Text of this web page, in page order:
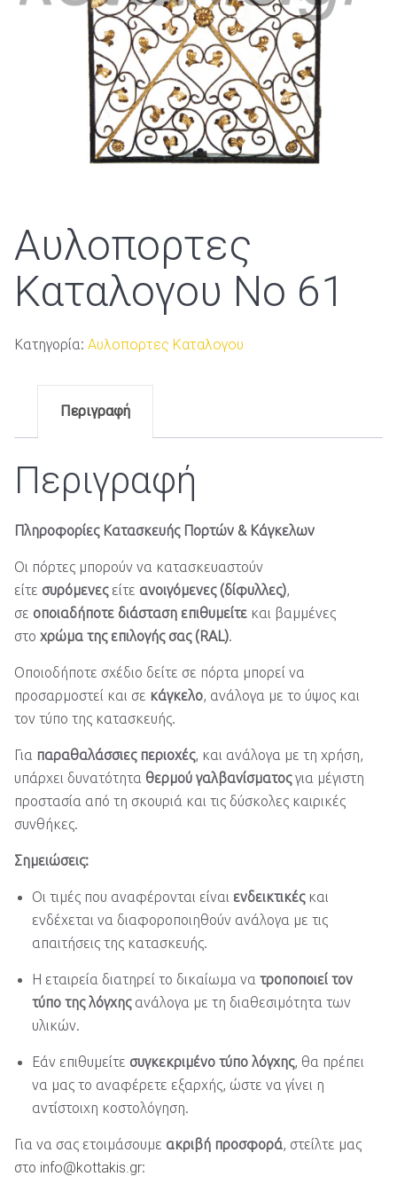
Αυλοπορτες
Καταλογου No 61
Κατηγορία: Αυλοπορτες Καταλογου
Περιγραφή
Περιγραφή
Πληροφορίες Κατασκευής Πορτών & Κάγκελων
Οι πόρτες μπορούν να κατασκευαστούν
είτε συρόμενεςείτε ανοιγόμενες (δίφυλλες),
σε οποιαδήποτε διάσταση επιθυμείτε και βαμμένες
στο χρώμα της επιλογής σας (RAL).
Οποιοδήποτε σχέδιο δείτε σε πόρτα μπορεί να
προσαρμοστεί και σε κάγκελο, ανάλογα με το ύψος και
τον τύπο της κατασκευής.
Για παραθαλάσσιες περιοχές, και ανάλογα με τη χρήση,
υπάρχει δυνατότητα θερμού γαλβανίσματοςγια μέγιστη
προστασία από τη σκουριά και τις δύσκολες καιρικές
συνθήκες.
Σημειώσεις:
Οι τιμές που αναφέρονται είναι ενδεικτικέςκαι
ενδέχεται να διαφοροποιηθούν ανάλογα με τις
απαιτήσεις της κατασκευής.
Η εταιρεία διατηρεί το δικαίωμα να τροποποιεί τον
τύπο της λόγχηςανάλογα με τη διαθεσιμότητα των
υλικών.
Εάν επιθυμείτε συγκεκριμένο τύπο λόγχης, θα πρέπει
να μας το αναφέρετε εξαρχής, ώστε να γίνει η
αντίστοιχη κοστολόγηση.
Για να σας ετοιμάσουμε ακριβή προσφορά, στείλτε μας
στο info@kottakis.gr: